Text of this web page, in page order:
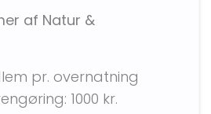
af Natur &
pr. overnatning
1000 kr.